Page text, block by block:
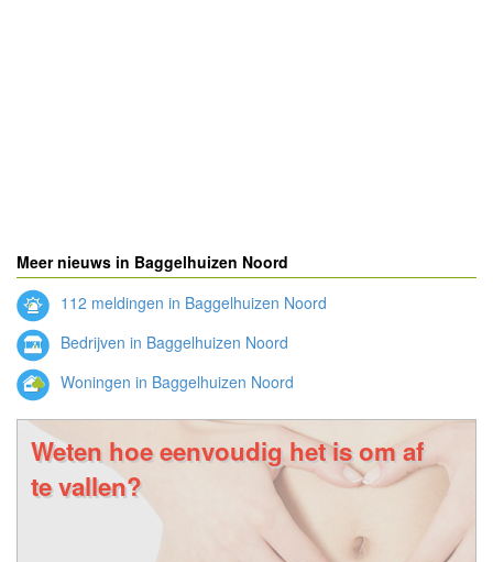
Meer nieuws in Baggelhuizen Noord
112 meldingen in Baggelhuizen Noord
Bedrijven in Baggelhuizen Noord
Woningen in Baggelhuizen Noord
Weten hoe eenvoudig het is om af
te vallen?